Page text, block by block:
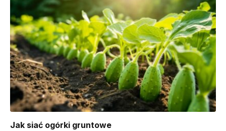
Jak siać ogórki gruntowe